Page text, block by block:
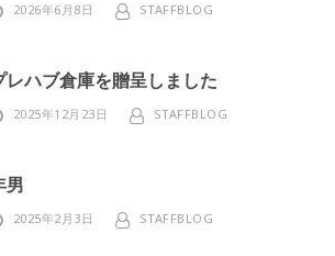
2026年6月8日 STAFFBLOG
レハブ倉庫を贈呈しました
2025年12月23日 STAFFBLOG
男
2025年2月3日 STAFFBLOG